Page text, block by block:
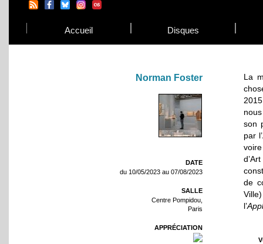
Accueil Disques
Norman Foster
DATE
du 10/05/2023 au 07/08/2023
SALLE
Centre Pompidou,
Paris
APPRÉCIATION
La
son
par
de
l’